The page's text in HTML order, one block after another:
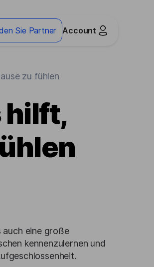
Sie Partner Account
zu fühlen
hilft,
auch eine große
kennenzulernen und